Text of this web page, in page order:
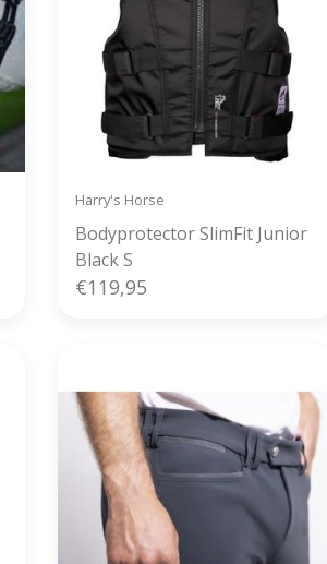
Harry's Horse
Bodyprotector SlimFit Junior
Black S
€119,95